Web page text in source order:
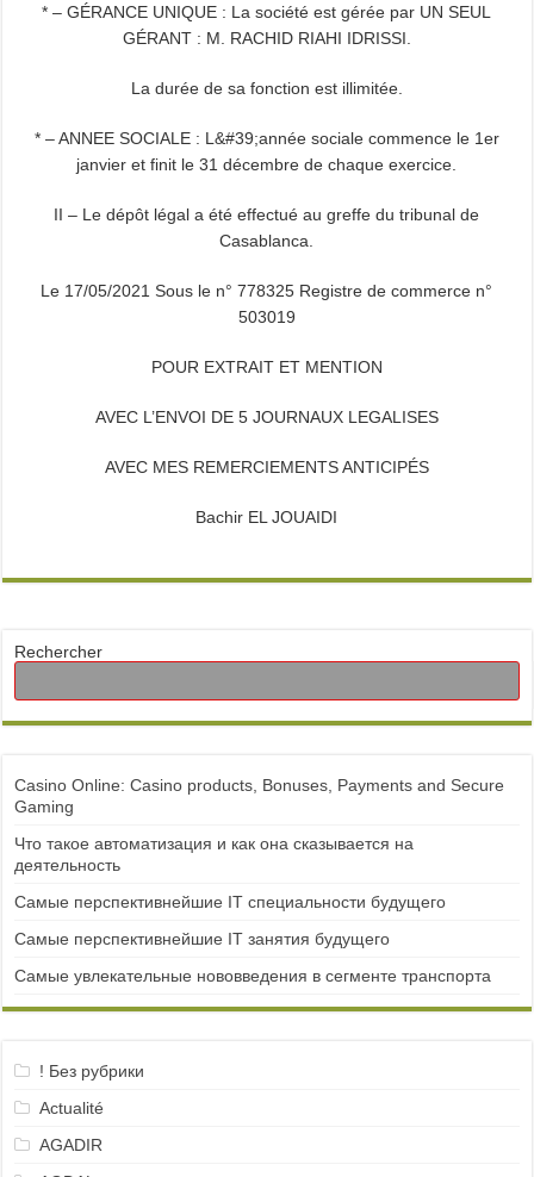
* – GÉRANCE UNIQUE : La société est gérée par UN SEUL
GÉRANT : M. RACHID RIAHI IDRISSI.
La durée de sa fonction est illimitée.
* – ANNEE SOCIALE : L&#39;année sociale commence le 1er
janvier et finit le 31 décembre de chaque exercice.
II – Le dépôt légal a été effectué au greffe du tribunal de
Casablanca.
Le 17/05/2021 Sous le n° 778325 Registre de commerce n°
503019
POUR EXTRAIT ET MENTION
AVEC L’ENVOI DE 5 JOURNAUX LEGALISES
AVEC MES REMERCIEMENTS ANTICIPÉS
Bachir EL JOUAIDI
Rechercher
Casino Online: Casino products, Bonuses, Payments and Secure
Gaming
Что такое автоматизация и как она сказывается на
деятельность
Самые перспективнейшие IT специальности будущего
Самые перспективнейшие IT занятия будущего
Самые увлекательные нововведения в сегменте транспорта
! Без рубрики
Actualité
AGADIR